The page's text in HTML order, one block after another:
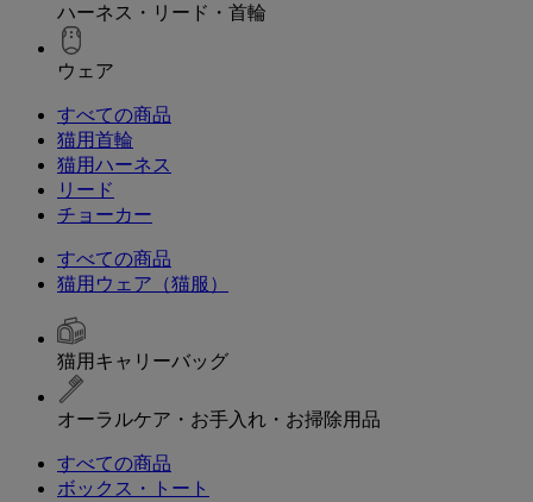
ハーネス・リード・首輪
ウェア
すべての商品
猫用首輪
猫用ハーネス
リード
チョーカー
すべての商品
猫用ウェア（猫服）
猫用キャリーバッグ
オーラルケア・お手入れ・お掃除用品
すべての商品
ボックス・トート